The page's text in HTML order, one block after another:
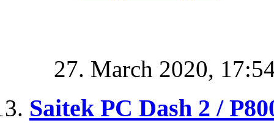
27. March 2020,
Saitek PC Dash 2 /